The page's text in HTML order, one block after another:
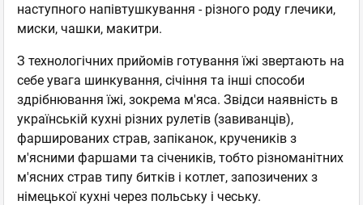
наступного напівтушкування - різного роду глечики,
миски, чашки, макитри.
З технологічних прийомів готування їжі звертають на
себе увага шинкування, січіння та інші способи
здрібнювання їжі, зокрема м'яса. Звідси наявність в
українській кухні різних рулетів (завиванців),
фаршированих страв, запіканок, кручеників з
м'ясними фаршами та січеників, тобто різноманітних
м'ясних страв типу битків і котлет, запозичених з
німецької кухні через польську і чеську.